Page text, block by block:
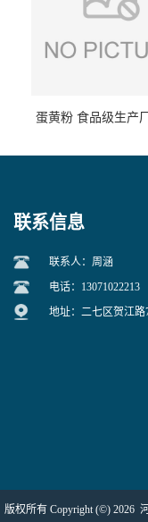
蛋黄粉 食品级生产
联系信息
联系人：周涵
电话：13071022213
地址：二七区贺江路
版权所有 Copyright (©) 2026